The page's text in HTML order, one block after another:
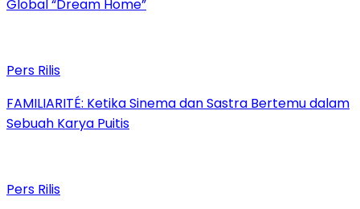
Global “Dream Home”
Pers Rilis
FAMILIARITÉ: Ketika Sinema dan Sastra Bertemu dalam
Sebuah Karya Puitis
Pers Rilis